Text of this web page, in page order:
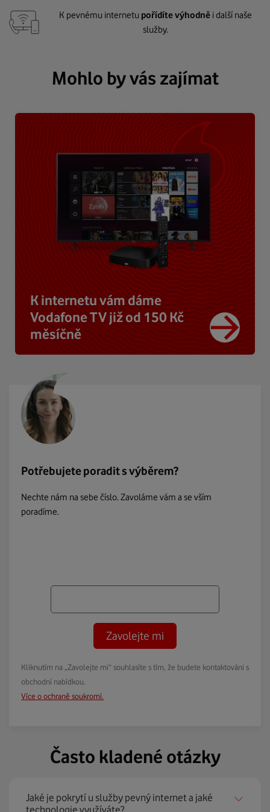
K pevnému internetu pořídíte výhodně i další naše
služby.
Mohlo by vás zajímat
K internetu vám dáme
Vodafone TV již od 150 Kč
měsíčně
Potřebujete poradit s výběrem?
Nechte nám na sebe číslo. Zavoláme vám a se vším
poradíme.
Zavolejte mi
Kliknutím na „Zavolejte mi“ souhlasíte s tím, že budete kontaktováni s
obchodní nabídkou.
Více o ochraně soukromí.
Často kladené otázky
Jaké je pokrytí u služby pevný internet a jaké
technologie využíváte?